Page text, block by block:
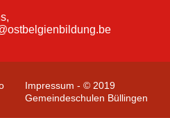
Impressum - © 2019
Gemeindeschulen Büllingen